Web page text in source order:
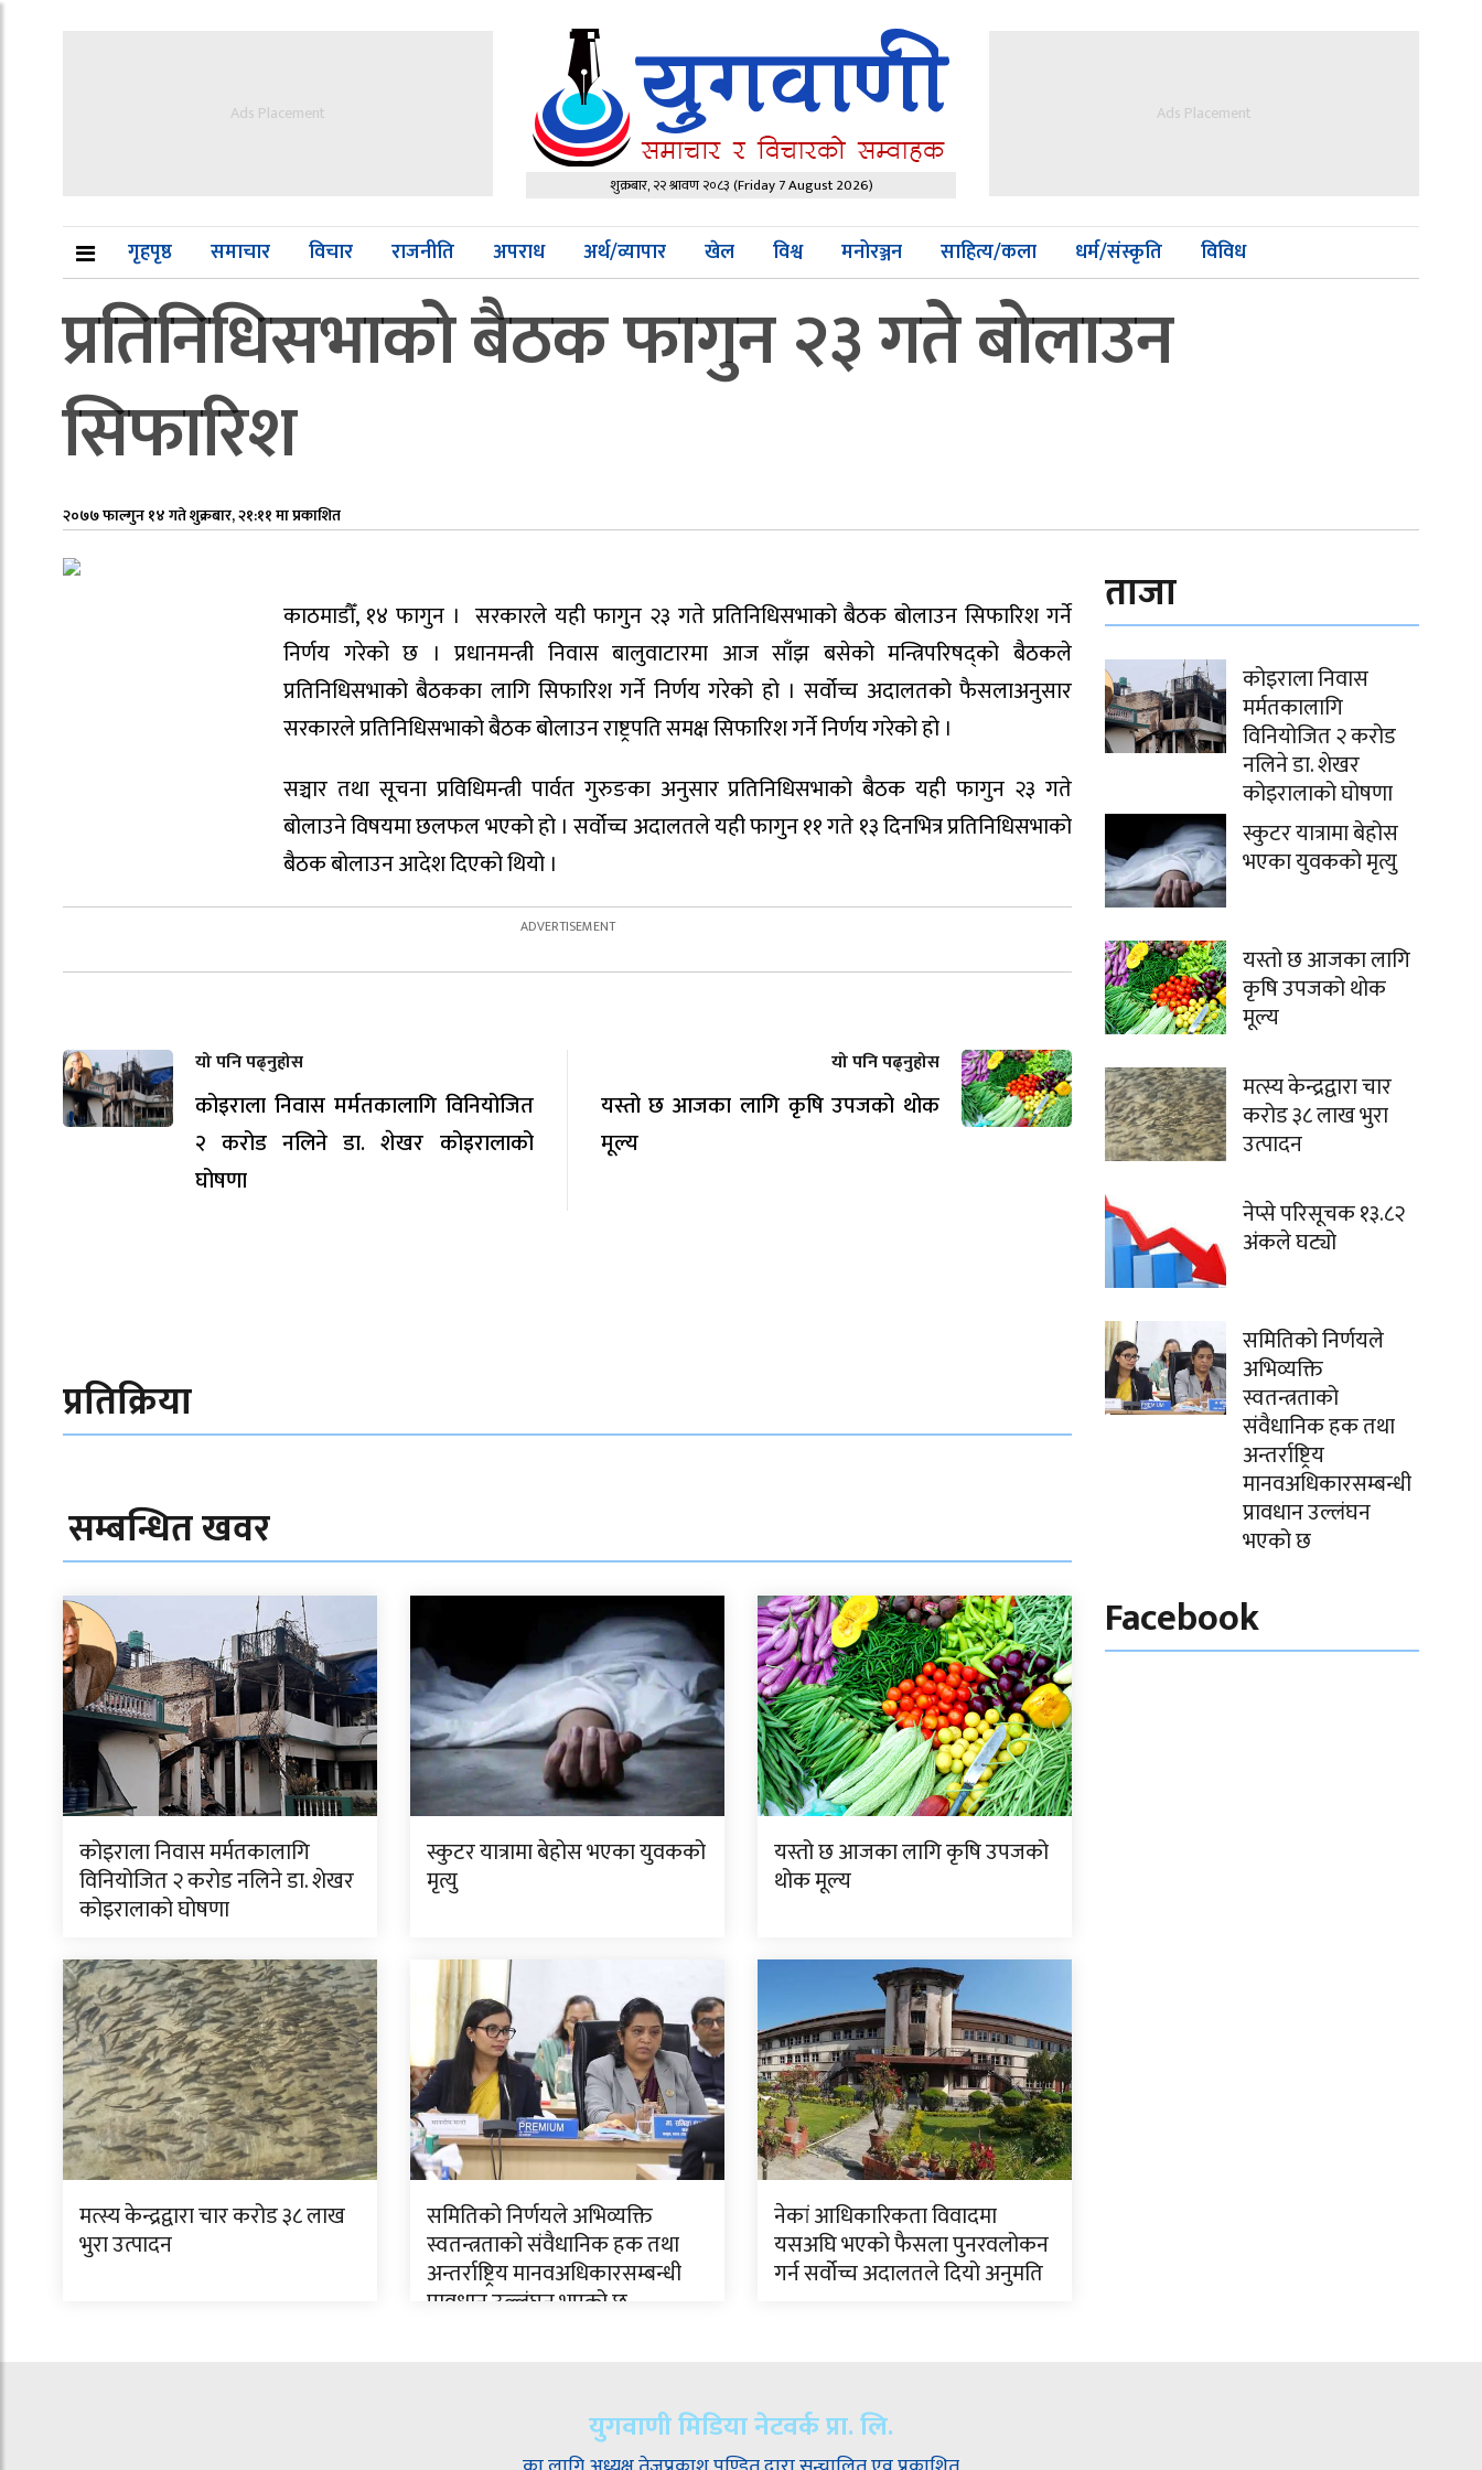
Ads Placement
शुक्रबार, २२ श्रावण २०८३(Friday 7 August 2026)
Ads Placement
गृहपृष्ठ समाचार विचार राजनीति अपराध अर्थ/व्यापार खेल विश्व मनोरञ्जन साहित्य/कला धर्म/संस्कृति विविध
प्रतिनिधिसभाको बैठक फागुन २३ गते बोलाउन
सिफारिश
२०७७ फाल्गुन १४ गते शुक्रबार, २१:११ मा प्रकाशित
काठमाडौँ, १४ फागुन । सरकारले यही फागुन २३ गते प्रतिनिधिसभाको बैठक बोलाउन सिफारिश गर्ने
निर्णय गरेको छ । प्रधानमन्त्री निवास बालुवाटारमा आज साँझ बसेको मन्त्रिपरिषद्को बैठकले
प्रतिनिधिसभाको बैठकका लागि सिफारिश गर्ने निर्णय गरेको हो । सर्वोच्च अदालतको फैसलाअनुसार
सरकारले प्रतिनिधिसभाको बैठक बोलाउन राष्ट्रपति समक्ष सिफारिश गर्ने निर्णय गरेको हो ।
सञ्चार तथा सूचना प्रविधिमन्त्री पार्वत गुरुङका अनुसार प्रतिनिधिसभाको बैठक यही फागुन २३ गते
बोलाउने विषयमा छलफल भएको हो । सर्वोच्च अदालतले यही फागुन ११ गते १३ दिनभित्र प्रतिनिधिसभाको
बैठक बोलाउन आदेश दिएको थियो ।
यो पनि पढ्नुहोस
कोइराला निवास मर्मतकालागि विनियोजित
२ करोड नलिने डा. शेखर कोइरालाको
घोषणा
यो पनि पढ्नुहोस
यस्तो छ आजका लागि कृषि उपजको थोक
मूल्य
प्रतिक्रिया
सम्बन्धित खवर
कोइराला निवास मर्मतकालागि
विनियोजित २ करोड नलिने डा. शेखर
कोइरालाको घोषणा
स्कुटर यात्रामा बेहोस भएका युवकको
मृत्यु
यस्तो छ आजका लागि कृषि उपजको
थोक मूल्य
मत्स्य केन्द्रद्वारा चार करोड ३८ लाख
भुरा उत्पादन
समितिको निर्णयले अभिव्यक्ति
स्वतन्त्रताको संवैधानिक हक तथा
अन्तर्राष्ट्रिय मानवअधिकारसम्बन्धी
प्रावधान उल्लंघन भएको छ
नेकां आधिकारिकता विवादमा
यसअघि भएको फैसला पुनरवलोकन
गर्न सर्वोच्च अदालतले दियो अनुमति
ताजा
कोइराला निवास
मर्मतकालागि
विनियोजित २ करोड
नलिने डा. शेखर
कोइरालाको घोषणा
स्कुटर यात्रामा बेहोस
भएका युवकको मृत्यु
यस्तो छ आजका लागि
कृषि उपजको थोक
मूल्य
मत्स्य केन्द्रद्वारा चार
करोड ३८ लाख भुरा
उत्पादन
नेप्से परिसूचक १३.८२
अंकले घट्यो
समितिको निर्णयले
अभिव्यक्ति
स्वतन्त्रताको
संवैधानिक हक तथा
अन्तर्राष्ट्रिय
मानवअधिकारसम्बन्धी
प्रावधान उल्लंघन
भएको छ
Facebook
युगवाणी मिडिया नेटवर्क प्रा. लि.